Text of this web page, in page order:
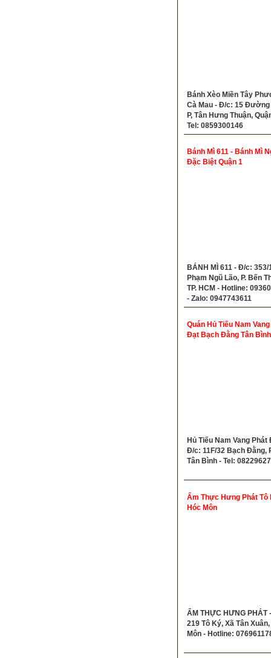
Bánh Xèo Miền Tây
Cà Mau - Đ/c: 15 Đường
P, Tân Hưng Thuận,
Tel: 0859300146
Bánh Mì 611 - Bánh Mì
Đặc Biệt Quận 1
BÁNH MÌ 611 - Đ/c: 353/
Phạm Ngũ Lão, P. Bến
TP. HCM - Hotline:
- Zalo: 0947743611
Quán Hủ Tiếu Nam
Đạt Bạch Đằng Tân Bình
Hủ Tiếu Nam Vang Phát
Đ/c: 11F/32 Bạch Đằng,
Tân Bình - Tel:
Ẩm Thực Hưng Phát Tô
Hóc Môn
ẨM THỰC HƯNG PHÁT
219 Tô Ký, Xã Tân
Môn - Hotline: